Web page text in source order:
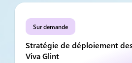
Sur demande
Stratégie de déploiement
Viva Glint